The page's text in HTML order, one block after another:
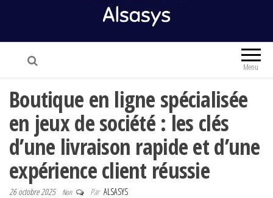
Alsasys Finance & Marketing
Menu
Boutique en ligne spécialisée
en jeux de société : les clés
d’une livraison rapide et d’une
expérience client réussie
26 octobre 2025 Non Par ALSASYS